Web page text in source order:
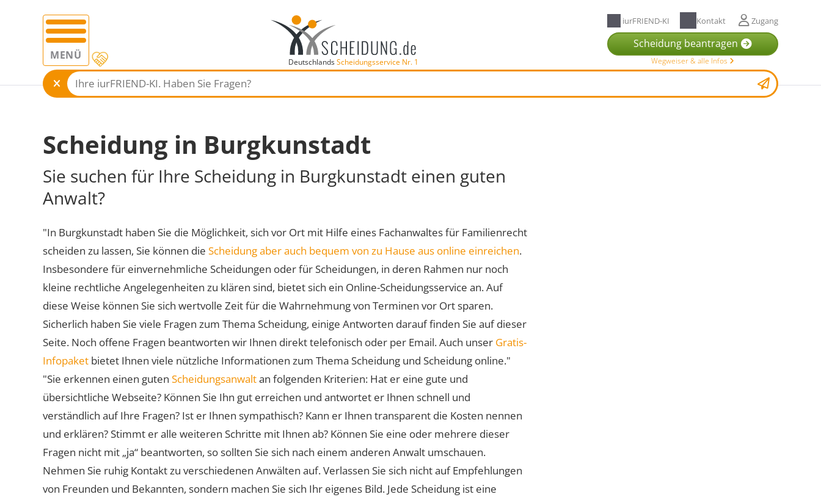
MENÜ DeutschlandsScheidungsservice Nr. 1
iurFRIEND-KI Kontakt Zugang
Scheidung beantragen
Wegweiser & alle Infos
Scheidung in Burgkunstadt
Sie suchen für Ihre Scheidung in Burgkunstadt einen guten
Anwalt?
"In Burgkunstadt haben Sie die Möglichkeit, sich vor Ort mit Hilfe eines Fachanwaltes für Familienrecht
scheiden zu lassen, Sie können die Scheidung aber auch bequem von zu Hause aus online einreichen.
Insbesondere für einvernehmliche Scheidungen oder für Scheidungen, in deren Rahmen nur noch
kleine rechtliche Angelegenheiten zu klären sind, bietet sich ein Online-Scheidungsservice an. Auf
diese Weise können Sie sich wertvolle Zeit für die Wahrnehmung von Terminen vor Ort sparen.
Sicherlich haben Sie viele Fragen zum Thema Scheidung, einige Antworten darauf finden Sie auf dieser
Seite. Noch offene Fragen beantworten wir Ihnen direkt telefonisch oder per Email. Auch unser Gratis-
Infopaket bietet Ihnen viele nützliche Informationen zum Thema Scheidung und Scheidung online."
"Sie erkennen einen guten Scheidungsanwaltan folgenden Kriterien: Hat er eine gute und
übersichtliche Webseite? Können Sie Ihn gut erreichen und antwortet er Ihnen schnell und
verständlich auf Ihre Fragen? Ist er Ihnen sympathisch? Kann er Ihnen transparent die Kosten nennen
und erklären? Stimmt er alle weiteren Schritte mit Ihnen ab? Können Sie eine oder mehrere dieser
Fragen nicht mit „ja“ beantworten, so sollten Sie sich nach einem anderen Anwalt umschauen.
Nehmen Sie ruhig Kontakt zu verschiedenen Anwälten auf. Verlassen Sie sich nicht auf Empfehlungen
von Freunden und Bekannten, sondern machen Sie sich Ihr eigenes Bild. Jede Scheidung ist eine